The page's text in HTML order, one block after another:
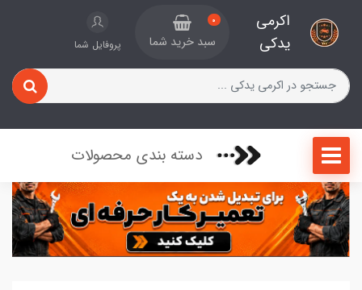
اکرمی
یدکی
0
سبد خرید شما پروفایل شما
دسته بندی محصولات